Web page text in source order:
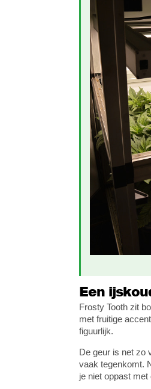
Een
Frosty Tooth zit
met fruitige
figuurlijk.
De geur is net zo
vaak tegenkomt.
je niet oppast